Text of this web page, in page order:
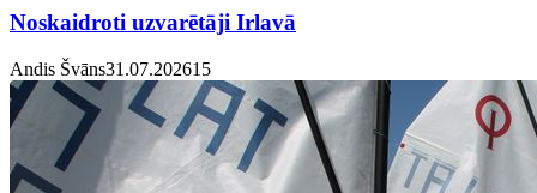
Noskaidroti uzvarētāji Irlavā
Andis Švāns31.07.20261 5